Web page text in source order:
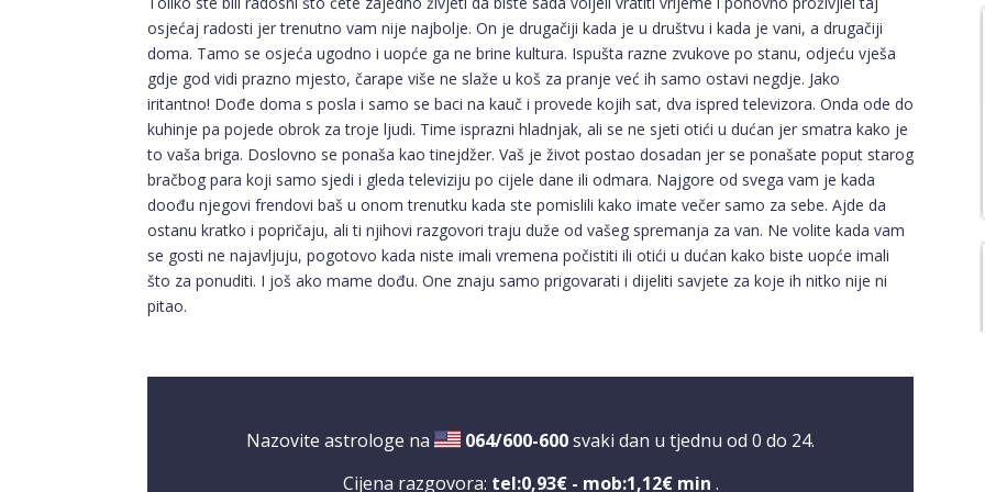
osjećaj radosti jer trenutno vam nije najbolje. On je drugačiji kada je u društvu i kada je vani, a drugačiji
doma. Tamo se osjeća ugodno i uopće ga ne brine kultura. Ispušta razne zvukove po stanu, odjeću vješa
gdje god vidi prazno mjesto, čarape više ne slaže u koš za pranje već ih samo ostavi negdje. Jako
iritantno! Dođe doma s posla i samo se baci na kauč i provede kojih sat, dva ispred televizora. Onda ode do
kuhinje pa pojede obrok za troje ljudi. Time isprazni hladnjak, ali se ne sjeti otići u dućan jer smatra kako je
to vaša briga. Doslovno se ponaša kao tinejdžer. Vaš je život postao dosadan jer se ponašate poput starog
bračbog para koji samo sjedi i gleda televiziju po cijele dane ili odmara. Najgore od svega vam je kada
doođu njegovi frendovi baš u onom trenutku kada ste pomislili kako imate večer samo za sebe. Ajde da
ostanu kratko i popričaju, ali ti njihovi razgovori traju duže od vašeg spremanja za van. Ne volite kada vam
se gosti ne najavljuju, pogotovo kada niste imali vremena počistiti ili otići u dućan kako biste uopće imali
što za ponuditi. I još ako mame dođu. One znaju samo prigovarati i dijeliti savjete za koje ih nitko nije ni
pitao.
Nazovite astrologe na 064/600-600 svaki dan u tjednu od 0 do 24.
Cijena razgovora: tel:0,93€ - mob:1,12€ min .